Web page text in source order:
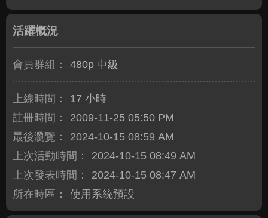
活躍概況
會員群組： 480p 中級
上線時間：
17 小時
註冊時間：
2009-11-25 05:50 PM
最後瀏覽：
2024-10-15 08:59 AM
上次活動時間：
2024-10-15 08:49 AM
上次發表時間：
2024-10-15 08:47 AM
所在時區：
使用系統預設